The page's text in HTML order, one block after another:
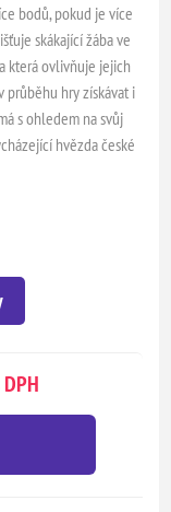
bodů, pokud je více
skákající žába ve
která ovlivňuje jejich
průběhu hry získávat i
s ohledem na svůj
hvězda české